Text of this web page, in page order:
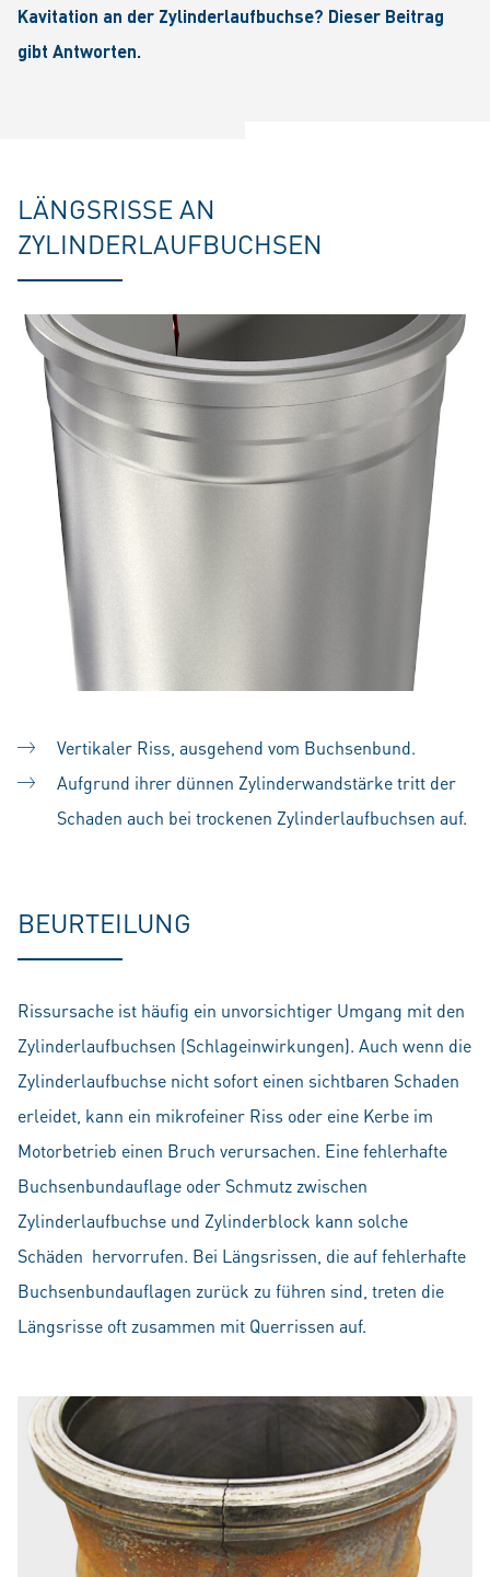
Kavitation an der Zylinderlaufbuchse? Dieser Beitrag
gibt Antworten.
LÄNGSRISSE AN
ZYLINDERLAUFBUCHSEN
Vertikaler Riss, ausgehend vom Buchsenbund.
Aufgrund ihrer dünnen Zylinderwandstärke tritt der
Schaden auch bei trockenen Zylinderlaufbuchsen auf.
BEURTEILUNG
Rissursache ist häufig ein unvorsichtiger Umgang mit den
Zylinderlaufbuchsen (Schlageinwirkungen). Auch wenn die
Zylinderlaufbuchse nicht sofort einen sichtbaren Schaden
erleidet, kann ein mikrofeiner Riss oder eine Kerbe im
Motorbetrieb einen Bruch verursachen. Eine fehlerhafte
Buchsenbundauflage oder Schmutz zwischen
Zylinderlaufbuchse und Zylinderblock kann solche
Schäden hervorrufen. Bei Längsrissen, die auf fehlerhafte
Buchsenbundauflagen zurück zu führen sind, treten die
Längsrisse oft zusammen mit Querrissen auf.